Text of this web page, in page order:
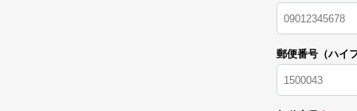
郵便番号（ハイ